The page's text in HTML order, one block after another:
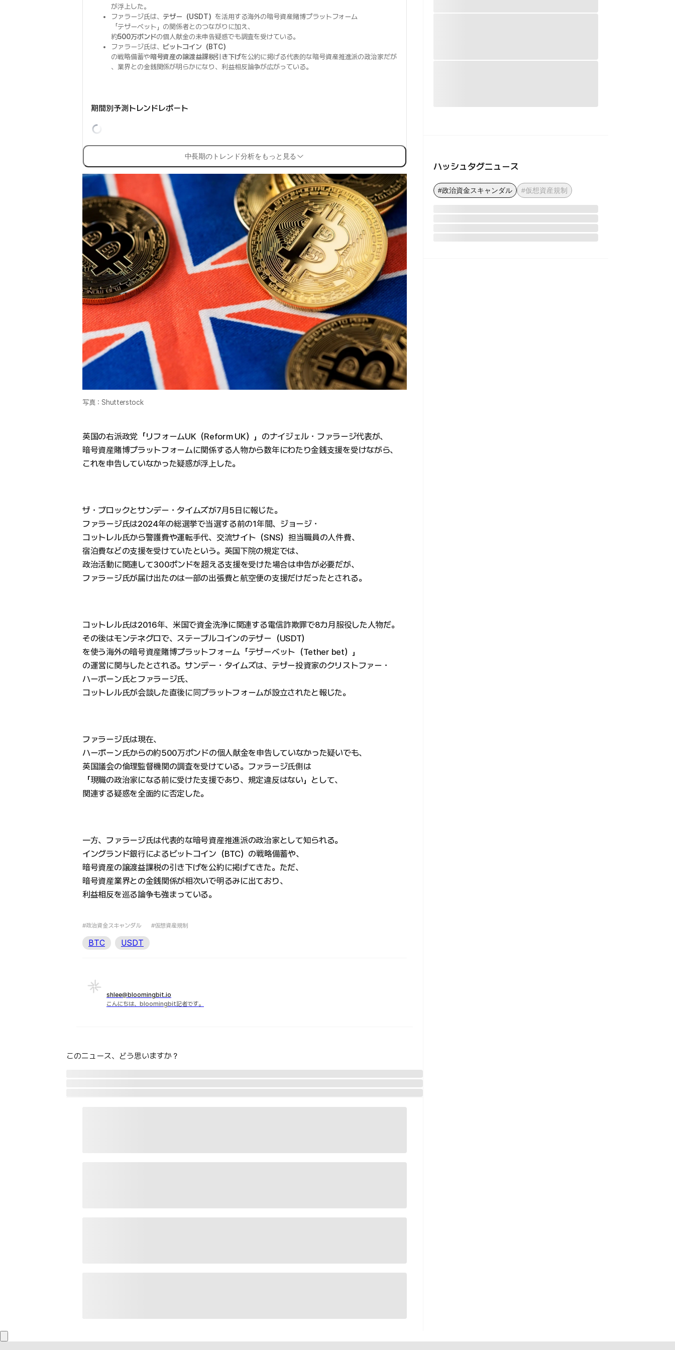
が浮上した。
ファラージ氏は、 テザー（USDT） を活用する海外の暗号資産賭博プラットフォーム
「テザーベット」の関係者とのつながりに加え、
約500万ポンドの個人献金の未申告疑惑でも調査を受けている。
ファラージ氏は、 ビットコイン（BTC）
の戦略備蓄や暗号資産の譲渡益課税引き下げを公約に掲げる代表的な暗号資産推進派の政治家だが
、業界との金銭関係が明らかになり、利益相反論争が広がっている。
期間別予測トレンドレポート
中長期のトレンド分析をもっと見る
写真：Shutterstock
英国の右派政党「リフォームUK（Reform UK）」のナイジェル・ファラージ代表が、
暗号資産賭博プラットフォームに関係する人物から数年にわたり金銭支援を受けながら、
これを申告していなかった疑惑が浮上した。
ザ・ブロックとサンデー・タイムズが7月5日に報じた。
ファラージ氏は2024年の総選挙で当選する前の1年間、ジョージ・
コットレル氏から警護費や運転手代、交流サイト（SNS）担当職員の人件費、
宿泊費などの支援を受けていたという。英国下院の規定では、
政治活動に関連して300ポンドを超える支援を受けた場合は申告が必要だが、
ファラージ氏が届け出たのは一部の出張費と航空便の支援だけだったとされる。
コットレル氏は2016年、米国で資金洗浄に関連する電信詐欺罪で8カ月服役した人物だ。
その後はモンテネグロで、ステーブルコインのテザー（USDT）
を使う海外の暗号資産賭博プラットフォーム「テザーベット（Tether bet）」
の運営に関与したとされる。サンデー・タイムズは、テザー投資家のクリストファー・
ハーボーン氏とファラージ氏、
コットレル氏が会談した直後に同プラットフォームが設立されたと報じた。
ファラージ氏は現在、
ハーボーン氏からの約500万ポンドの個人献金を申告していなかった疑いでも、
英国議会の倫理監督機関の調査を受けている。ファラージ氏側は
「現職の政治家になる前に受けた支援であり、規定違反はない」として、
関連する疑惑を全面的に否定した。
一方、ファラージ氏は代表的な暗号資産推進派の政治家として知られる。
イングランド銀行によるビットコイン（BTC）の戦略備蓄や、
暗号資産の譲渡益課税の引き下げを公約に掲げてきた。ただ、
暗号資産業界との金銭関係が相次いで明るみに出ており、
利益相反を巡る論争も強まっている。
#政治資金スキャンダル #仮想資産規制
BTC USDT
shlee@bloomingbit.io
こんにちは、bloomingbit記者です。
このニュース、どう思いますか？
ハッシュタグニュース
#政治資金スキャンダル #仮想資産規制